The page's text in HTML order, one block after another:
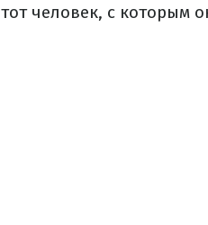
тот человек, с которым